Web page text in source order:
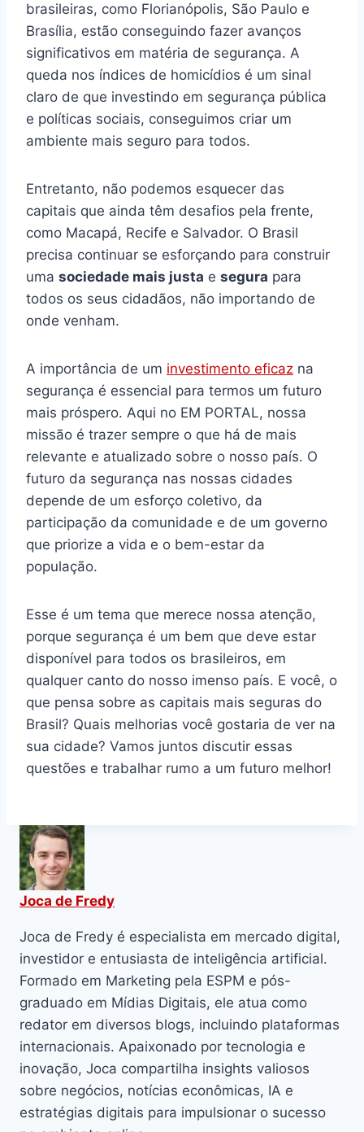
brasileiras, como Florianópolis, São Paulo e
Brasília, estão conseguindo fazer avanços
significativos em matéria de segurança. A
queda nos índices de homicídios é um sinal
claro de que investindo em segurança pública
e políticas sociais, conseguimos criar um
ambiente mais seguro para todos.
Entretanto, não podemos esquecer das
capitais que ainda têm desafios pela frente,
como Macapá, Recife e Salvador. O Brasil
precisa continuar se esforçando para construir
uma sociedade mais justa e segura para
todos os seus cidadãos, não importando de
onde venham.
A importância de um investimento eficaz na
segurança é essencial para termos um futuro
mais próspero. Aqui no EM PORTAL, nossa
missão é trazer sempre o que há de mais
relevante e atualizado sobre o nosso país. O
futuro da segurança nas nossas cidades
depende de um esforço coletivo, da
participação da comunidade e de um governo
que priorize a vida e o bem-estar da
população.
Esse é um tema que merece nossa atenção,
porque segurança é um bem que deve estar
disponível para todos os brasileiros, em
qualquer canto do nosso imenso país. E você, o
que pensa sobre as capitais mais seguras do
Brasil? Quais melhorias você gostaria de ver na
sua cidade? Vamos juntos discutir essas
questões e trabalhar rumo a um futuro melhor!
Joca de Fredy
Joca de Fredy é especialista em mercado digital,
investidor e entusiasta de inteligência artificial.
Formado em Marketing pela ESPM e pós-
graduado em Mídias Digitais, ele atua como
redator em diversos blogs, incluindo plataformas
internacionais. Apaixonado por tecnologia e
inovação, Joca compartilha insights valiosos
sobre negócios, notícias econômicas, IA e
estratégias digitais para impulsionar o sucesso